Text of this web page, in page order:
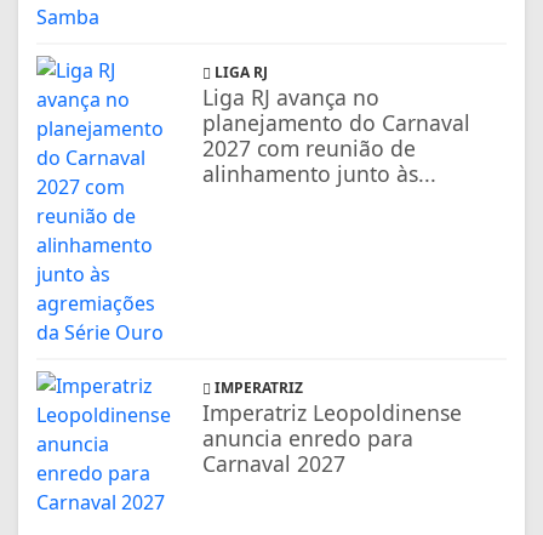
LIGA RJ
Liga RJ avança no
planejamento do Carnaval
2027 com reunião de
alinhamento junto às...
IMPERATRIZ
Imperatriz Leopoldinense
anuncia enredo para
Carnaval 2027